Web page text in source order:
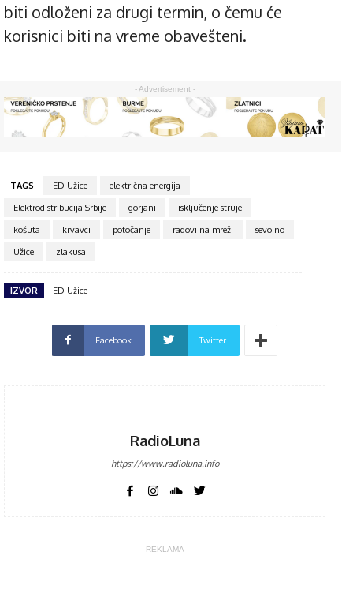
biti odloženi za drugi termin, o čemu će
korisnici biti na vreme obavešteni.
- Advertisement -
TAGS ED Užice
električna energija
Elektrodistribucija Srbije
gorjani
isključenje struje
košuta
krvavci potočanje radovi na mreži
sevojno
Užice
zlakusa
IZVOR ED Užice
Facebook Twitter
RadioLuna
https://www.radioluna.info
- REKLAMA -